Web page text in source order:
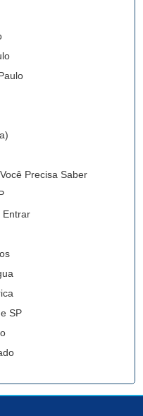
Precisa Saber
Entrar
SP